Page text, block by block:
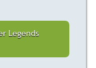
Legends